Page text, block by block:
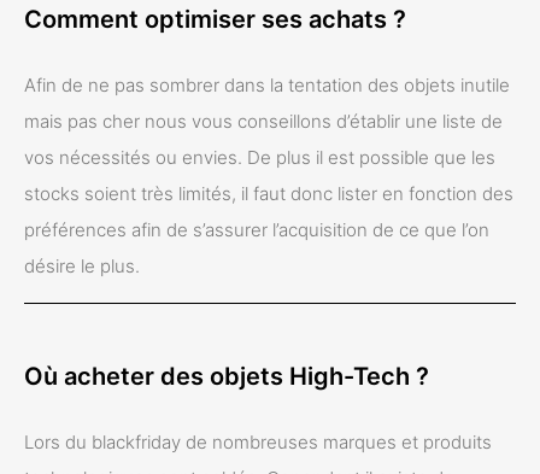
Comment optimiser ses achats ?
Afin de ne pas sombrer dans la tentation des objets inutile
mais pas cher nous vous conseillons d’établir une liste de
vos nécessités ou envies. De plus il est possible que les
stocks soient très limités, il faut donc lister en fonction des
préférences afin de s’assurer l’acquisition de ce que l’on
désire le plus.
Où acheter des objets High-Tech ?
Lors du blackfriday de nombreuses marques et produits